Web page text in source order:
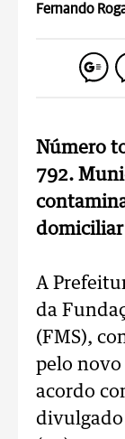
Fernando
Número
792.
domiciliar
A
da
(FMS),
pelo novo
acordo